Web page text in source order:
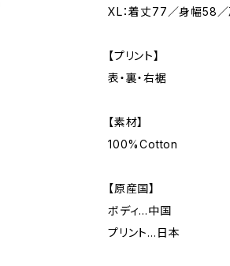
XL：着丈77／身幅58
【プリント】
表・裏・右裾
【素材】
100%Cotton
【原産国】
ボディ…中国
プリント…日本